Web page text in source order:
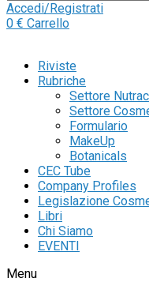
Accedi/Registrati
0 € Carrello
Riviste
Rubriche
Settore
Settore
Formulario
MakeUp
Botanicals
CEC Tube
Company Profiles
Legislazione
Libri
Chi Siamo
EVENTI
Menu